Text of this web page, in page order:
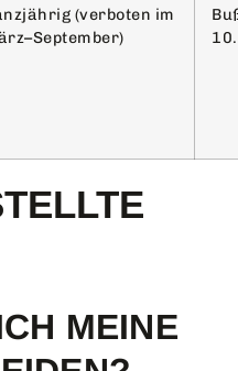
(verboten im
MEINE